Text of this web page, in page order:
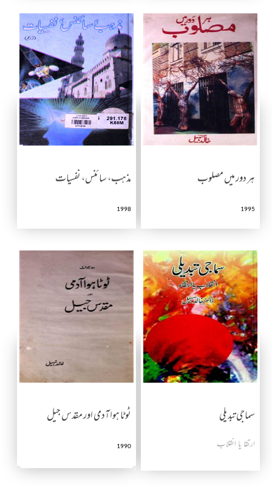
ہر دور میں مصلوب
1995
مذہب، سائنس، نفسیات
1998
سماجی تبدیلی
ارتقا یا انقلاب
ٹوٹا ہوا آدمی اور مقدس جیل
1990